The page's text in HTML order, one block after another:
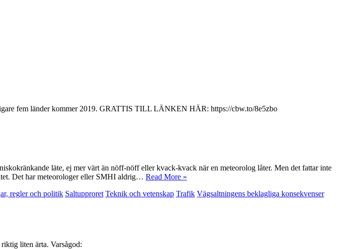
fem länder kommer 2019. GRATTIS TILL LÄNKEN HÄR: https://cbw.to/8e5zbo
läte, ej mer värt än nöff-nöff eller kvack-kvack när en meteorolog låter. Men det fattar inte
Det har meteorologer eller SMHI aldrig… Read More »
regler och politik Saltupproret Teknik och vetenskap Trafik Vägsaltningens beklagliga konsekvenser
liten ärta. Varsågod: